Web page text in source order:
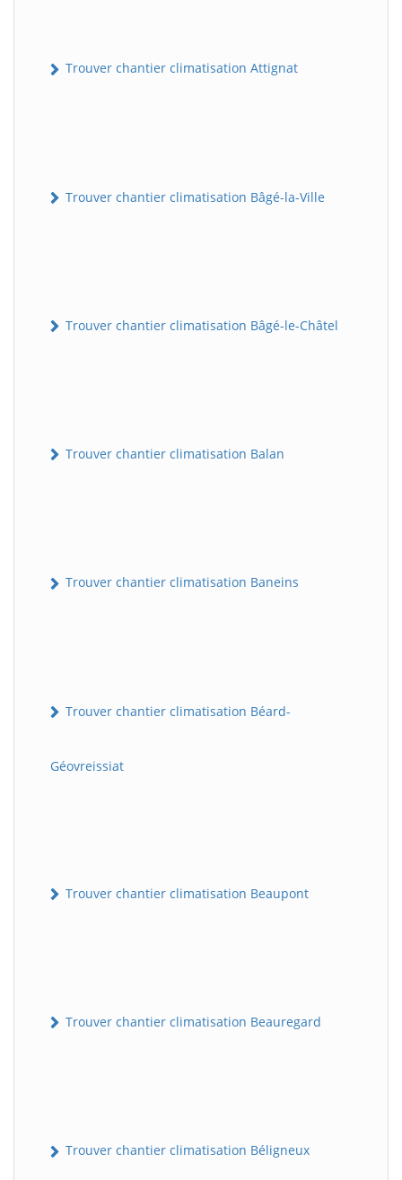
Trouver chantier climatisation Attignat
Trouver chantier climatisation Bâgé-la-Ville
Trouver chantier climatisation Bâgé-le-Châtel
Trouver chantier climatisation Balan
Trouver chantier climatisation Baneins
Trouver chantier climatisation Béard-
Géovreissiat
Trouver chantier climatisation Beaupont
Trouver chantier climatisation Beauregard
Trouver chantier climatisation Béligneux